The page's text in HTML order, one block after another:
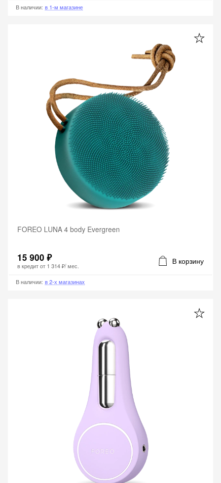
В наличии: в 1-м магазине
FOREO LUNA 4 body Evergreen
15 900 ₽
в кредит от 1 314 ₽/ мес.
В корзину
В наличии: в 2-х магазинах